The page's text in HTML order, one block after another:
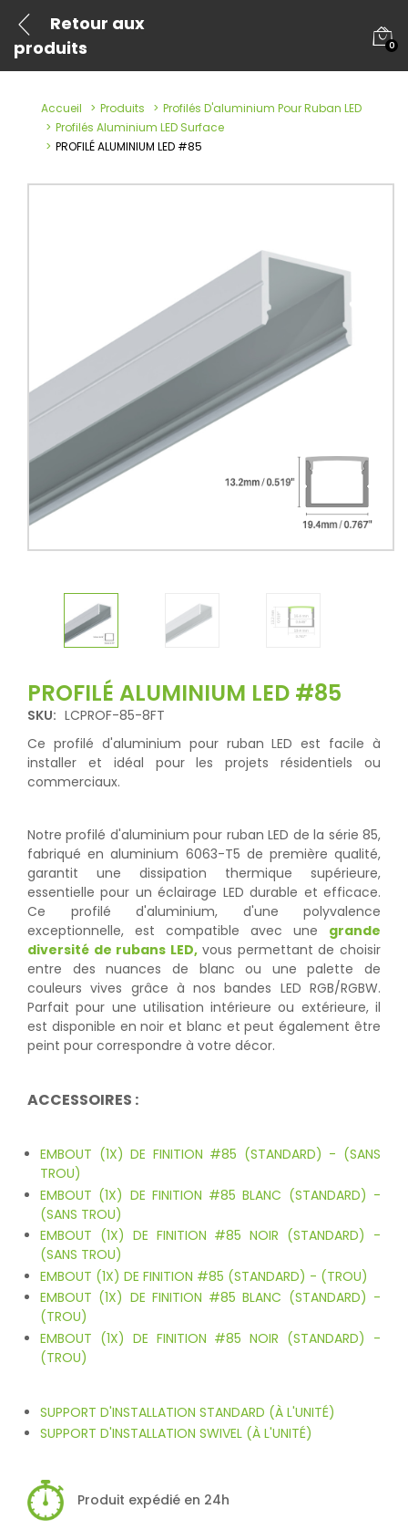
Retour aux
produits
0
Accueil Produits
Profilés D'aluminium Pour Ruban LED
Profilés Aluminium LED Surface
PROFILÉ ALUMINIUM LED #85
PROFILÉ ALUMINIUM LED #85
SKU: LCPROF-85-8FT
Ce profilé d'aluminium pour ruban LED est facile à
installer et idéal pour les projets résidentiels ou
commerciaux.
Notre profilé d'aluminium pour ruban LED de la série 85,
fabriqué en aluminium 6063-T5 de première qualité,
garantit une dissipation thermique supérieure,
essentielle pour un éclairage LED durable et efficace.
Ce profilé d'aluminium, d'une polyvalence
exceptionnelle, est compatible avec une grande
diversité de rubans LED,vous permettant de choisir
entre des nuances de blanc ou une palette de
couleurs vives grâce à nos bandes LED RGB/RGBW.
Parfait pour une utilisation intérieure ou extérieure, il
est disponible en noir et blanc et peut également être
peint pour correspondre à votre décor.
ACCESSOIRES :
EMBOUT (1X) DE FINITION #85 (STANDARD) - (SANS
TROU)
EMBOUT (1X) DE FINITION #85 BLANC (STANDARD) -
(SANS TROU)
EMBOUT (1X) DE FINITION #85 NOIR (STANDARD) -
(SANS TROU)
EMBOUT (1X) DE FINITION #85 (STANDARD) - (TROU)
EMBOUT (1X) DE FINITION #85 BLANC (STANDARD) -
(TROU)
EMBOUT (1X) DE FINITION #85 NOIR (STANDARD) -
(TROU)
SUPPORT D'INSTALLATION STANDARD (À L'UNITÉ)
SUPPORT D'INSTALLATION SWIVEL (À L'UNITÉ)
Produit expédié en 24h